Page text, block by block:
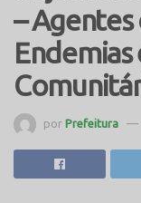
–
por Prefeitura